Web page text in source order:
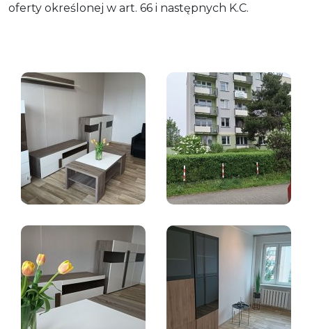
oferty określonej w art. 66 i następnych K.C.